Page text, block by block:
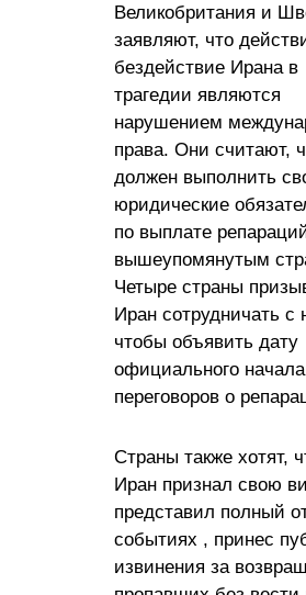
Великобритания и
заявляют, что
бездействие Ирана в
трагедии являются
нарушением
права. Они считают,
должен выполнить
юридические
по выплате
вышеупомянутым
Четыре страны
Иран сотрудничать с
чтобы объявить дату
официального начала
переговоров о
Страны также хотят,
Иран признал свою
представил полный
событиях , принес
извинения за